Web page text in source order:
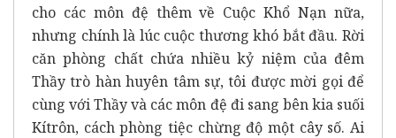
cho các môn đệ thêm về Cuộc Khổ Nạn nữa,
nhưng chính là lúc cuộc thương khó bắt đầu. Rời
căn phòng chất chứa nhiều kỷ niệm của đêm
Thầy trò hàn huyên tâm sự, tôi được mời gọi để
cùng với Thầy và các môn đệ đi sang bên kia suối
Kítrôn, cách phòng tiệc chừng độ một cây số. Ai